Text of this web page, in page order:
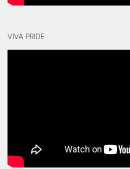
VIVA PRIDE